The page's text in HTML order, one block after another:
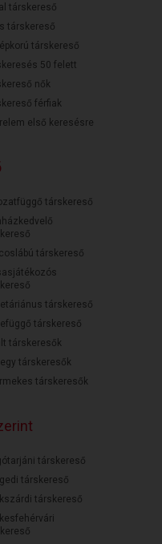
társkereső
társkereső
társkereső
50 felett
nők
férfiak
első keresésre
társkereső
társkereső
társkereső
társkereső
társkeresők
társkeresők
társkeresők
társkereső
társkereső
társkereső